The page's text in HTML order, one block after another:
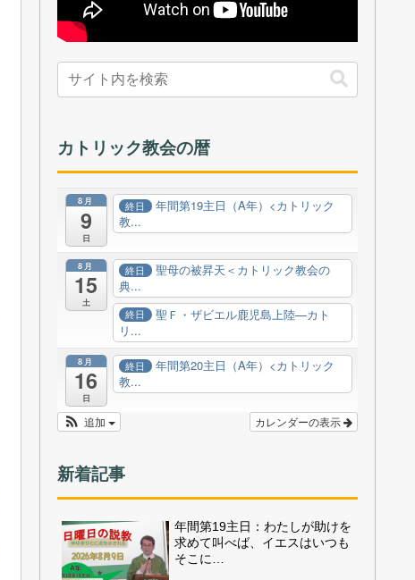
カトリック教会の暦
8月
9
日
終日
年間第19主日（A年）<カトリック
教...
8月
15
土
終日
聖母の被昇天＜カトリック教会の
典...
終日
聖Ｆ・ザビエル鹿児島上陸—カト
リ...
8月
16
日
終日
年間第20主日（A年）<カトリック
教...
カレンダーの表示
追加
新着記事
年間第19主日：わたしが助けを
求めて叫べば、イエスはいつも
そこに…